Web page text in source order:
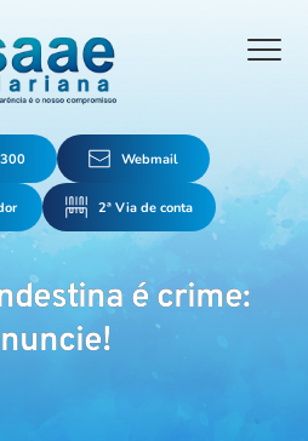
Webmail
2ª Via de conta
é crime: